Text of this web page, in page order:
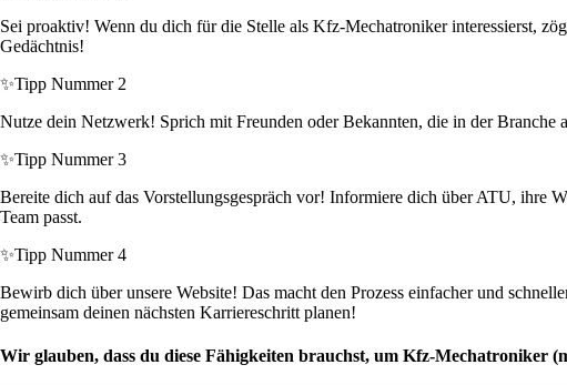
Sei proaktiv! Wenn du dich für die Stelle als Kfz-Mechatroniker interessierst,
Gedächtnis!
✨Tipp Nummer 2
Nutze dein Netzwerk! Sprich mit Freunden oder Bekannten, die in der
✨Tipp Nummer 3
Bereite dich auf das Vorstellungsgespräch vor! Informiere dich über ATU, ihre
Team passt.
✨Tipp Nummer 4
Bewirb dich über unsere Website! Das macht den Prozess einfacher und
gemeinsam deinen nächsten Karriereschritt planen!
Wir glauben, dass du diese Fähigkeiten brauchst, um Kfz-Mechatroniker